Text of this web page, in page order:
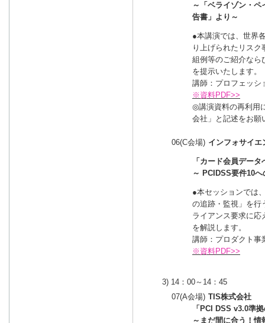
～「ベライゾン・
告書」より～
●本講演では、世界
り上げられたリス
組例等のご紹介なら
を提示いたします
講師：プロフェッ
※資料PDF>>
◎講演資料の再利用
会社」と記述をお願
06(C会場) インフォサイエ
「カード会員デー
～ PCIDSS要件10
●本セッションでは
の追跡・監視」を行
ライアンス要求に応
を解説します。
講師：プロダクト事
※資料PDF>>
3) 14：00～14：45
07(A会場) TIS株式会社
「PCI DSS v3.0準
～まだ間に合う！